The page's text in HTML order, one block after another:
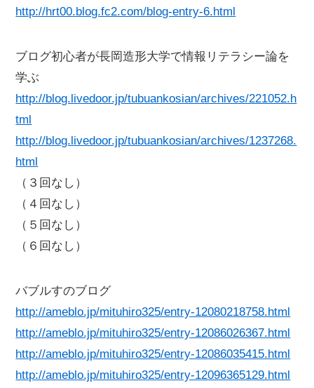
http://hrt00.blog.fc2.com/blog-entry-6.html
ブログ初心者が長岡造形大学で情報リテラシー論を
学ぶ
http://blog.livedoor.jp/tubuankosian/archives/221052.h
tml
http://blog.livedoor.jp/tubuankosian/archives/1237268.
html
（３回なし）
（４回なし）
（５回なし）
（６回なし）
バブルすのブログ
http://ameblo.jp/mituhiro325/entry-12080218758.html
http://ameblo.jp/mituhiro325/entry-12086026367.html
http://ameblo.jp/mituhiro325/entry-12086035415.html
http://ameblo.jp/mituhiro325/entry-12096365129.html